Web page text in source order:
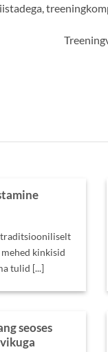
traditsiooniliselt
kinkisid
tulid [...]
seoses